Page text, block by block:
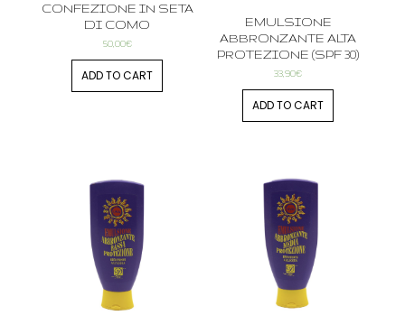
CONFEZIONE IN SETA
DI COMO
50,00€
ADD TO CART
EMULSIONE
ABBRONZANTE ALTA
PROTEZIONE (SPF 30)
33,90€
ADD TO CART